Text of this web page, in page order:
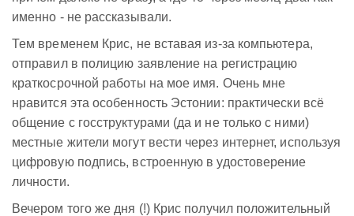
именно - не рассказывали.
Тем временем Крис, не вставая из-за компьютера,
отправил в полицию заявление на регистрацию
краткосрочной работы на мое имя. Очень мне
нравится эта особенность Эстонии: практически всё
общение с госструктурами (да и не только с ними)
местные жители могут вести через интернет, используя
цифровую подпись, встроенную в удостоверение
личности.
Вечером того же дня (!) Крис получил положительный